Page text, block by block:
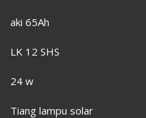
aki 65Ah
LK 12 SHS
24 w
Tiang lampu solar